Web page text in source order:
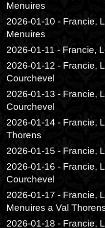
Menuires
2026-01-10 - Francie,
Menuires
2026-01-11 - Francie,
2026-01-12 - Francie,
Courchevel
2026-01-13 - Francie,
Courchevel
2026-01-14 - Francie,
Thorens
2026-01-15 - Francie,
2026-01-16 - Francie,
Courchevel
2026-01-17 - Francie,
Menuires a Val
2026-01-18 - Francie,